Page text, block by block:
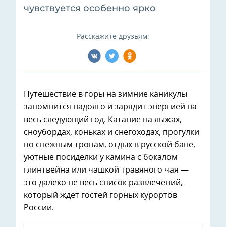
чувствуется особенно ярко
Расскажите друзьям:
Путешествие в горы на зимние каникулы
запомнится надолго и зарядит энергией на
весь следующий год. Катание на лыжах,
сноубордах, коньках и снегоходах, прогулки
по снежным тропам, отдых в русской бане,
уютные посиделки у камина с бокалом
глинтвейна или чашкой травяного чая —
это далеко не весь список развлечений,
который ждет гостей горных курортов
России.